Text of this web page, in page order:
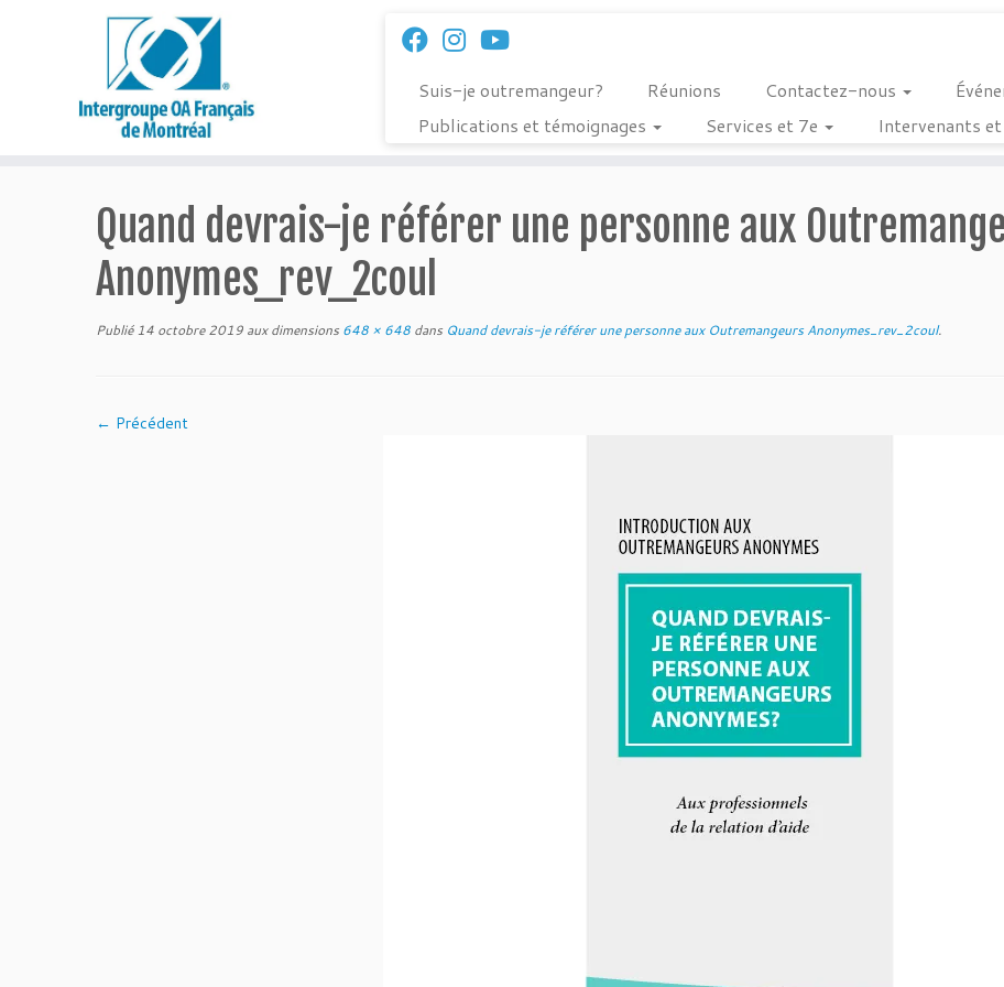
Suis-je outremangeur? Réunions Contactez-nous
Publications et témoignages
Services et 7e Intervenants
Quand devrais-je référer une personne aux
Anonymes_rev_2coul
Publié 14 octobre 2019 aux dimensions 648 × 648 dans Quand devrais-je référer une personne aux Outremangeurs Anonymes_rev_2coul.
← Précédent